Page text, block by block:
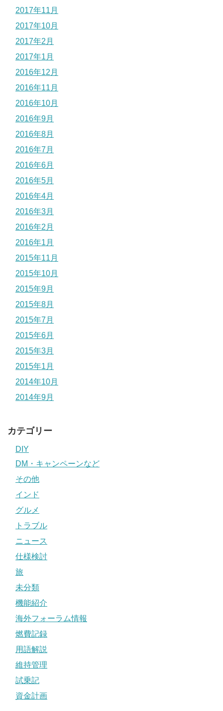
2017年11月
2017年10月
2017年2月
2017年1月
2016年12月
2016年11月
2016年10月
2016年9月
2016年8月
2016年7月
2016年6月
2016年5月
2016年4月
2016年3月
2016年2月
2016年1月
2015年11月
2015年10月
2015年9月
2015年8月
2015年7月
2015年6月
2015年3月
2015年1月
2014年10月
2014年9月
カテゴリー
DIY
DM・キャンペーンなど
その他
インド
グルメ
トラブル
ニュース
仕様検討
旅
未分類
機能紹介
海外フォーラム情報
燃費記録
用語解説
維持管理
試乗記
資金計画